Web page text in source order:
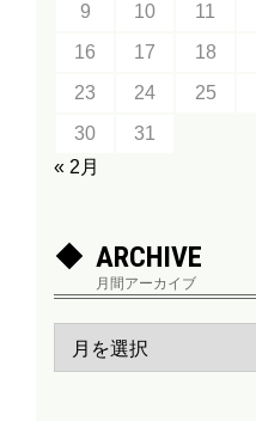
9
10 11
16
17 18
23
24 25
30
31
« 2月
ARCHIVE
月間アーカイブ